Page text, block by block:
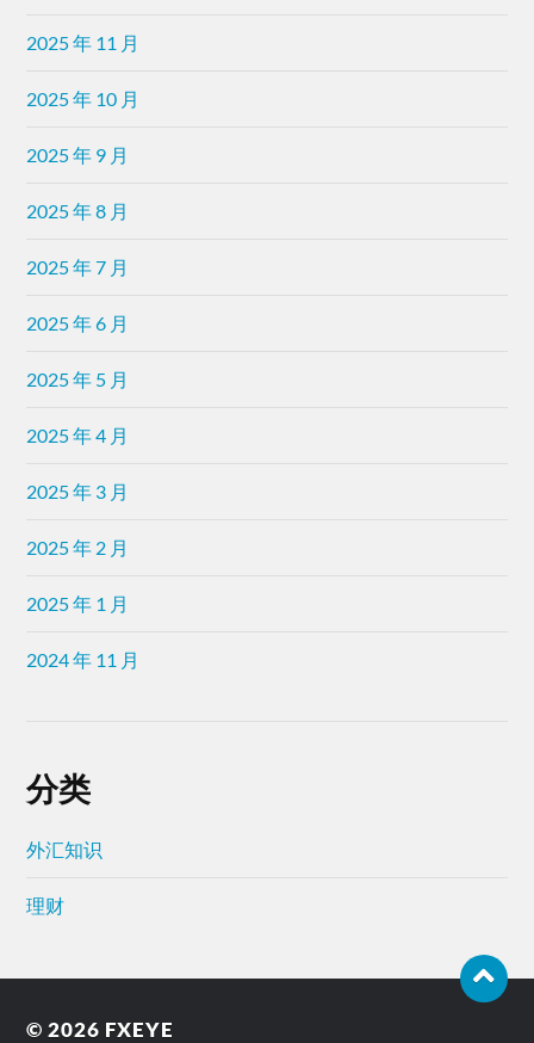
2025 年 11 月
2025 年 10 月
2025 年 9 月
2025 年 8 月
2025 年 7 月
2025 年 6 月
2025 年 5 月
2025 年 4 月
2025 年 3 月
2025 年 2 月
2025 年 1 月
2024 年 11 月
分类
外汇知识
理财
© 2026 FXEYE